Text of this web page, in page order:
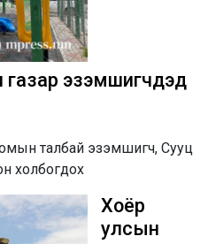
эзэмшигчдэд
талбай эзэмшигч, Сууц
холбогдох
Хоёр
улсын